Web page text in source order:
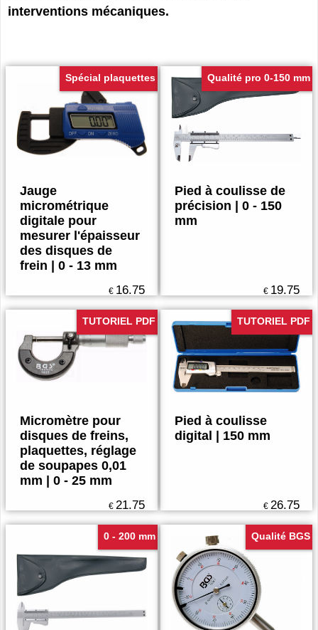
interventions mécaniques.
Spécial plaquettes
Jauge
micrométrique
digitale pour
mesurer l'épaisseur
des disques de
frein | 0 - 13 mm
€ 16.75
Qualité pro 0-150 mm
Pied à coulisse de
précision | 0 - 150
mm
€ 19.75
TUTORIEL PDF
Micromètre pour
disques de freins,
plaquettes, réglage
de soupapes 0,01
mm | 0 - 25 mm
€ 21.75
TUTORIEL PDF
Pied à coulisse
digital | 150 mm
€ 26.75
0 - 200 mm Qualité BGS